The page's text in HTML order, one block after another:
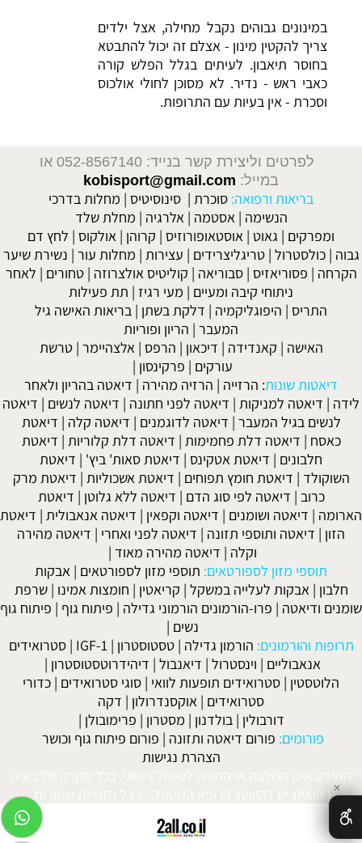
במינונים גבוהים נקבל מחילה, אצל ילדים
צריך להקטין מינון - אצלם זה יכול להתבטא
בחוסר תיאבון. לעיתים בגלל הפלש קורה
כאבי ראש - נדיר. לא מסוכן לחולי אולכוס
וסכרת - אין בעיות עם התרופות.
לפרטים וליצירת קשר בנייד: 052-8567140
או
במייל: kobisport@gmail.com
בריאות ורפואה: סוכרת | סינוסיטיס | מחלות בדרכי
הנשימה | אסטמה | אלרגיה | מחלת שלד
ומפרקים | גאוט | אוסטאופורוזיס | קרוהן | אולקוס | לחץ דם
גבוה |כולסטרול |טריגליצרידים | עצירות | מחלות עור | נשירת שיער
הקרחה | פסוריאזיס |סבוריאה | קוליטיס אולצרוזה |טחורים | לאחר
ניתוחי קיבה ומעיים | מעי רגיז | תת פעילות
התריס | היפוגליקמיה | דלקת בשתן | בריאות האישה גיל
המעבר | הריון ופוריות
האישה | קאנדידה | דיכאון | הרפס | אלצהיימר |טרשת
עורקים | פרקינסון |
דיאטות שונות: הרזייה | הרזיה מהירה | דיאטה בהריון ולאחר
לידה | דיאטה למניקות | דיאטה לפני חתונה | דיאטה לנשים | דיאטה
לנשים בגיל המעבר | דיאטה לדוגמנים | דיאטה קלה | דיאטת
כאסח | דיאטה דלת פחמימות | דיאטה דלת קלוריות | דיאטת
חלבונים | דיאטת אטקינס | דיאטת סאות' ביץ' | דיאטת
השוקולד | דיאטת חומץ תפוחים | דיאטת אשכוליות | דיאטת מרק
כרוב | דיאטה לפי סוג הדם | דיאטה ללא גלוטן | דיאטת
הארומה | דיאטה ושומנים | דיאטה וקפאין | דיאטה אנאבולית | דיאטת
הזון | דיאטה ותוספי תזונה | דיאטה לפני ואחרי | דיאטה מהירה
וקלה | דיאטה מהירה מאוד |
תוספי מזון לספורטאים: תוספי מזון לספורטאים | אבקות
חלבון | אבקות לעלייה במשקל | קריאטין | חומצות אמינו |שרפת
שומנים ודיאטה | פרו-הורמונים הורמוני גדילה | פיתוח גוף | פיתוח גוף
נשים |
תרופות והורמונים: הורמון גדילה |טסטוסטרון |
IGF-1
|סטרואידים
אנאבוליים | וינסטרול | דיאנבול | דיהידרוטסטוסטרון |
הלוטסטין | סטרואידים תופעות לוואי | סוגי סטרואידים | כדורי
סטרואידים | אוקסנדרולון | דקה
דורבולין | בולדנון | מסטרון | פרימובולן |
פורומים: פורום דיאטה ותזונה | פורום פיתוח גוף וכושר
הצהרת נגישות
המידע אינו המלצה או התוויה לטיפול רפואי. בכל מקרה של בעיה
רפואית יש להיוועץ ברופא המטפל. © כל הזכויות שמורות. ✕